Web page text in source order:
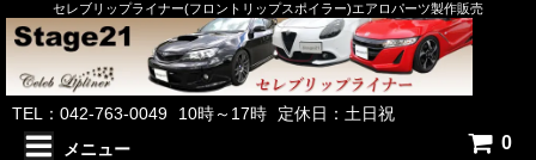
セレブリップライナー(フロントリップスポイラー)エアロパーツ製作販売
TEL：042-763-0049 10時～17時 定休日：土日祝
メニュー 0